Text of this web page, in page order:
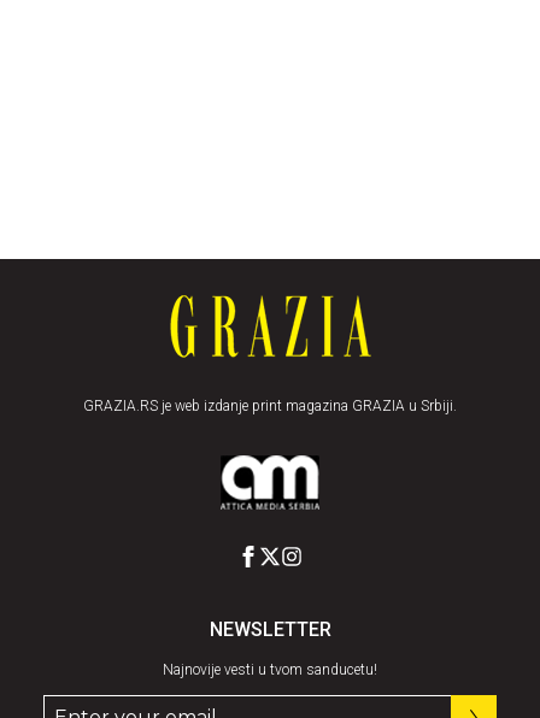
GRAZIA.RS je web izdanje print magazina GRAZIA u Srbiji.
NEWSLETTER
Najnovije vesti u tvom sanducetu!